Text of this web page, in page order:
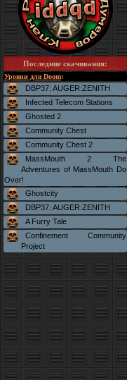
Последние скачивания:
Уровни для Doom:
DBP37: AUGER:ZENITH
Infected Telecom Stations
Ghosted 2
Community Chest
Community Chest 2
MassMouth 2 The
Adventures of MassMouth Do
Over!
Ghostcity
DBP37: AUGER:ZENITH
A Furry Tale
Confinement Community
Project